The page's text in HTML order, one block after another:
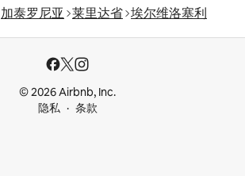
加泰罗尼亚 莱里达省 埃尔维洛塞利
© 2026 Airbnb, Inc.
隐私
条款